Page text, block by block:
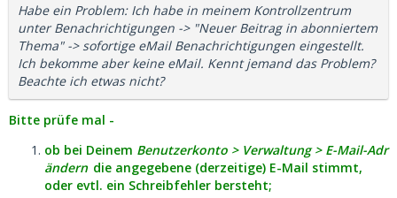
Habe ein Problem: Ich habe in meinem Kontrollzentrum
unter Benachrichtigungen -> "Neuer Beitrag in abonniertem
Thema" -> sofortige eMail Benachrichtigungen eingestellt.
Ich bekomme aber keine eMail. Kennt jemand das Problem?
Beachte ich etwas nicht?
Bitte prüfe mal -
ob bei Deinem Benutzerkonto > Verwaltung > E-Mail-Adr
ändern die angegebene (derzeitige) E-Mail stimmt,
oder evtl. ein Schreibfehler bersteht;